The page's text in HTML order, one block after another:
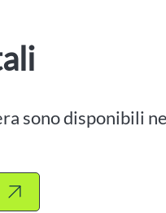
sono disponibili